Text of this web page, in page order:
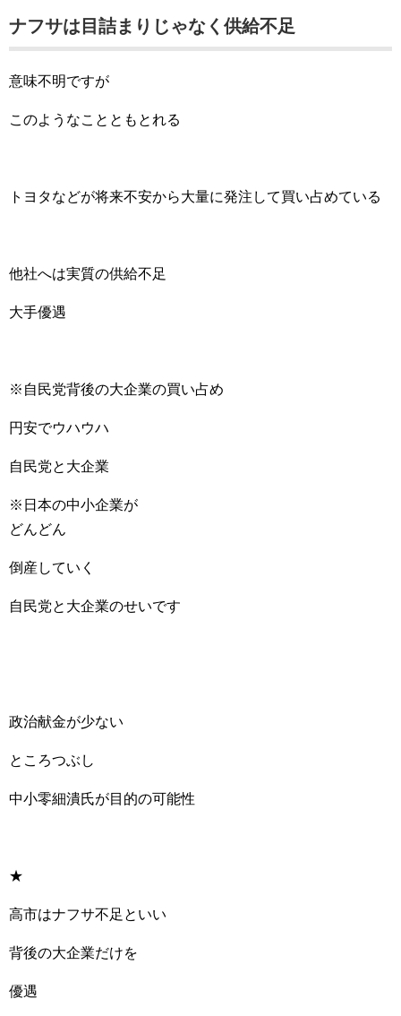
ナフサは目詰まりじゃなく供給不足
意味不明ですが
このようなことともとれる
トヨタなどが将来不安から大量に発注して買い占めている
他社へは実質の供給不足
大手優遇
※自民党背後の大企業の買い占め
円安でウハウハ
自民党と大企業
※日本の中小企業が
どんどん
倒産していく
自民党と大企業のせいです
政治献金が少ない
ところつぶし
中小零細潰氏が目的の可能性
★
高市はナフサ不足といい
背後の大企業だけを
優遇